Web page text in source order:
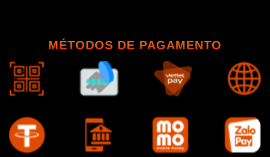
MÉTODOS DE PAGAMENTO